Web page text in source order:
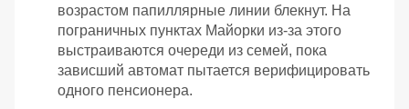
возрастом папиллярные линии блекнут. На
пограничных пунктах Майорки из-за этого
выстраиваются очереди из семей, пока
зависший автомат пытается верифицировать
одного пенсионера.